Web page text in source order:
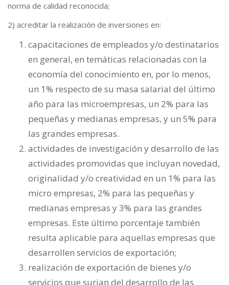
norma de calidad reconocida;
2) acreditar la realización de inversiones en:
capacitaciones de empleados y/o destinatarios
en general, en temáticas relacionadas con la
economía del conocimiento en, por lo menos,
un 1% respecto de su masa salarial del último
año para las microempresas, un 2% para las
pequeñas y medianas empresas, y un 5% para
las grandes empresas.
actividades de investigación y desarrollo de las
actividades promovidas que incluyan novedad,
originalidad y/o creatividad en un 1% para las
micro empresas, 2% para las pequeñas y
medianas empresas y 3% para las grandes
empresas. Este último porcentaje también
resulta aplicable para aquellas empresas que
desarrollen servicios de exportación;
realización de exportación de bienes y/o
servicios que surjan del desarrollo de las